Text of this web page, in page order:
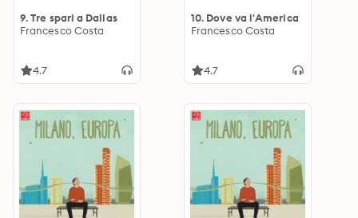
9. Tre spari a Dallas
Francesco Costa
4.7
10. Dove va l'America
Francesco Costa
4.7